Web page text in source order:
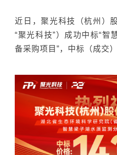
近日，聚光科技（杭州）
“聚光科技”）成功中标“智
备采购项目”，中标（成交